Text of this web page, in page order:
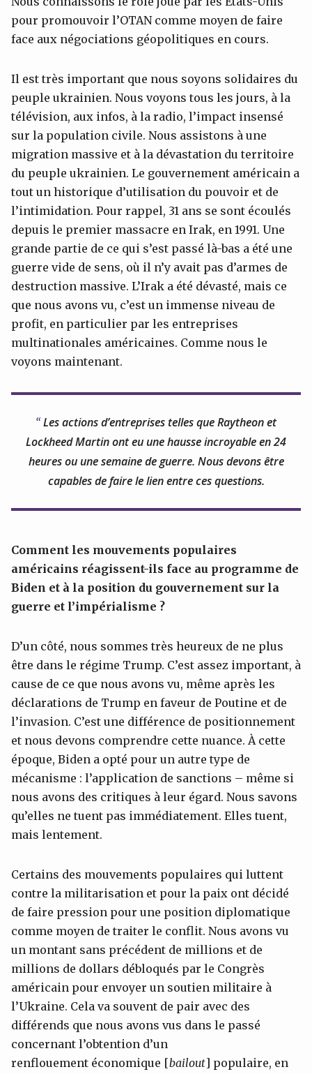
pour promouvoir l’OTAN comme moyen de faire
face aux négociations géopolitiques en cours.
Il est très important que nous soyons solidaires du
peuple ukrainien. Nous voyons tous les jours, à la
télévision, aux infos, à la radio, l’impact insensé
sur la population civile. Nous assistons à une
migration massive et à la dévastation du territoire
du peuple ukrainien. Le gouvernement américain a
tout un historique d’utilisation du pouvoir et de
l’intimidation. Pour rappel, 31 ans se sont écoulés
depuis le premier massacre en Irak, en 1991. Une
grande partie de ce qui s’est passé là-bas a été une
guerre vide de sens, où il n’y avait pas d’armes de
destruction massive. L’Irak a été dévasté, mais ce
que nous avons vu, c’est un immense niveau de
profit, en particulier par les entreprises
multinationales américaines. Comme nous le
voyons maintenant.
Les actions d’entreprises telles que Raytheon et
Lockheed Martin ont eu une hausse incroyable en 24
heures ou une semaine de guerre. Nous devons être
capables de faire le lien entre ces questions.
Comment les mouvements populaires
américains réagissent-ils face au programme de
Biden et à la position du gouvernement sur la
guerre et l’impérialisme ?
D’un côté, nous sommes très heureux de ne plus
être dans le régime Trump. C’est assez important, à
cause de ce que nous avons vu, même après les
déclarations de Trump en faveur de Poutine et de
l’invasion. C’est une différence de positionnement
et nous devons comprendre cette nuance. À cette
époque, Biden a opté pour un autre type de
mécanisme : l’application de sanctions – même si
nous avons des critiques à leur égard. Nous savons
qu’elles ne tuent pas immédiatement. Elles tuent,
mais lentement.
Certains des mouvements populaires qui luttent
contre la militarisation et pour la paix ont décidé
de faire pression pour une position diplomatique
comme moyen de traiter le conflit. Nous avons vu
un montant sans précédent de millions et de
millions de dollars débloqués par le Congrès
américain pour envoyer un soutien militaire à
l’Ukraine. Cela va souvent de pair avec des
différends que nous avons vus dans le passé
concernant l’obtention d’un
renflouement économique [bailout] populaire, en